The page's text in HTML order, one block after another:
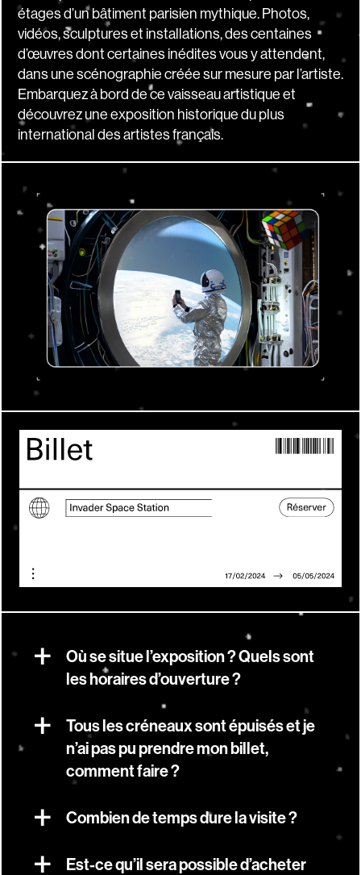
étages d’un bâtiment parisien mythique. Photos,
vidéos, sculptures et installations, des centaines
d’œuvres dont certaines inédites vous y attendent,
dans une scénographie créée sur mesure par l’artiste.
Embarquez à bord de ce vaisseau artistique et
découvrez une exposition historique du plus
international des artistes français.
Où se situe l’exposition ? Quels sont
les horaires d’ouverture ?
Tous les créneaux sont épuisés et je
n’ai pas pu prendre mon billet,
comment faire ?
Combien de temps dure la visite ?
Est-ce qu’il sera possible d’acheter